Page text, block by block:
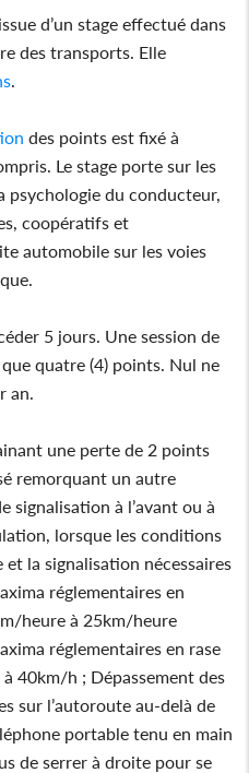
d’un stage effectué dans
des transports. Elle
des points est fixé à
Le stage porte sur les
psychologie du conducteur,
coopératifs et
automobile sur les voies
5 jours. Une session de
quatre (4) points. Nul ne
an.
une perte de 2 points
remorquant un autre
signalisation à l’avant ou à
lorsque les conditions
la signalisation nécessaires
réglementaires en
heure à 25km/heure
réglementaires en rase
40km/h ; Dépassement des
sur l’autoroute au-delà de
portable tenu en main
de serrer à droite pour se